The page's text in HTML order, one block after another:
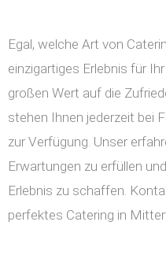
Egal, welche Art von
einzigartiges Erlebnis für
großen Wert auf die
stehen Ihnen jederzeit bei
zur Verfügung. Unser
Erwartungen zu erfüllen
Erlebnis zu schaffen.
perfektes Catering in